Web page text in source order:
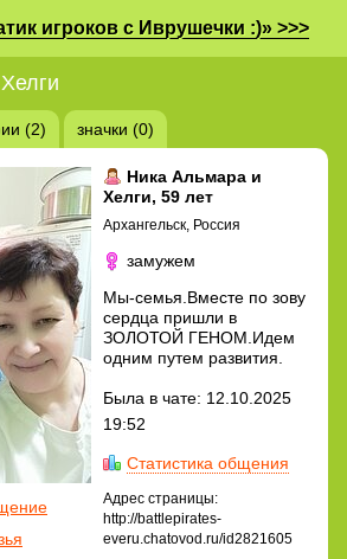
игроков с Иврушечки :)» >>>
(2) значки (0)
Ника Альмара и
Хелги, 59 лет
Архангельск, Россия
замужем
Мы-семья.Вместе по зову
сердца пришли в
ЗОЛОТОЙ ГЕНОМ.Идем
одним путем развития.
Была в чате: 12.10.2025
19:52
Статистика общения
Адрес страницы:
http://battlepirates-
everu.chatovod.ru/id2821605